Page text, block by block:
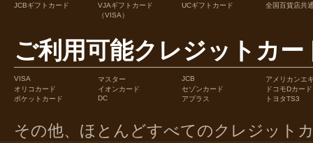
JCBギフトカード
VJAギフトカード
（VISA）
UCギフトカード 全国百貨店共
ご利用可能クレジットカー
VISA マスター JCB
アメリカンエ
オリコカード
イオンカード セゾンカード
ドコモDカード
ポケットカード
DC アプラス トヨタTS3
その他、ほとんどすべてのクレジット